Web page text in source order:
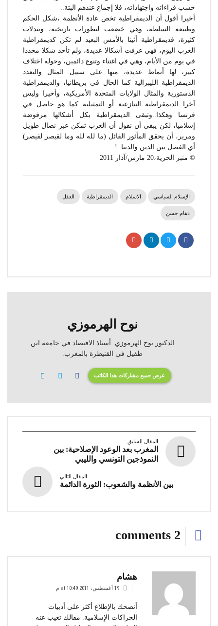
حسب قراءاته واجتهاداته، فلا إجماع عندهم البتة..
أخيرا أقول أن الديمقراطية تخص عادة الأنظمة ،شكل الحكم
وطبيعة السلطة، وهي خضعت لتطورات تاريخية، وتبدلات
كثيرة، فديمقراطية أثينا بالأمس البعيد لم تكن كديمقراطية
الغرب اليوم، فهي عرفت أشكالا عديدة، ولم تأخذ شكلا محددا
في يوم من الأيام، وهي في اغتناء وتنوع دائمين، وحوله اختلاف
كبير، لها أنماط عديدة، منها على سبيل المثال والتعدد
الديمقراطية الليبرالية كما الحال في بريطانيا، والديمقراطية
الدستورية والمثال الولايات المتحدة الأمريكية، وأخيرا وليس
آخرا الديمقراطية التنازعية أو التمثيلية كما هو حاصل في
فرنسا وهكذا..وتبقى الديمقراطية بكل أشكالها مرفوضة
إسلاميا، لكن يبقى أن نقول أن الغرب تمكن عبر نضال طويل
ومرير، أن يحقق المأثور القائل (ما لله لله وما لقيصر لقيصر)
أي الفصل بين الدين والدنيا..!
© منبر الحرية،20 مارس/آذار 2011
الإسلام السياسي الاسلام الديمقراطية العقل
دهام حسن
نوح الهرموزي
الدكتور نوح الهرموزي: أستاذ الاقتصاد في جامعة ابن
طفيل في القنيطرة بالمغرب.
عرض جميع مشاركات هذا الكاتب
المقال السابق
المغرب بعد الوعود الإصلاحية: بين
النموذجين التونسي والليبي
المقال التالي
بين الأنظمة والشعوب: الثورة الدائمة
2 comments
هشام
19 أغسطس، 2011 at 10:49 م
أنصحك بالإطلاع أكثر على أدبيات
الحراكات الإسلامية. مقالك تغيب عنه